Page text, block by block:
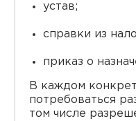
устав;
справки из
приказ о
В каждом
потребоваться
том числе